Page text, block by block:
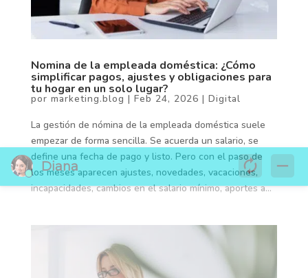
Nomina de la empleada doméstica: ¿Cómo
simplificar pagos, ajustes y obligaciones para
tu hogar en un solo lugar?
por marketing.blog | Feb 24, 2026 | Digital
La gestión de nómina de la empleada doméstica suele
empezar de forma sencilla. Se acuerda un salario, se
define una fecha de pago y listo. Pero con el paso de
los meses aparecen ajustes, novedades, vacaciones,
incapacidades, cambios en el salario mínimo, aportes a...